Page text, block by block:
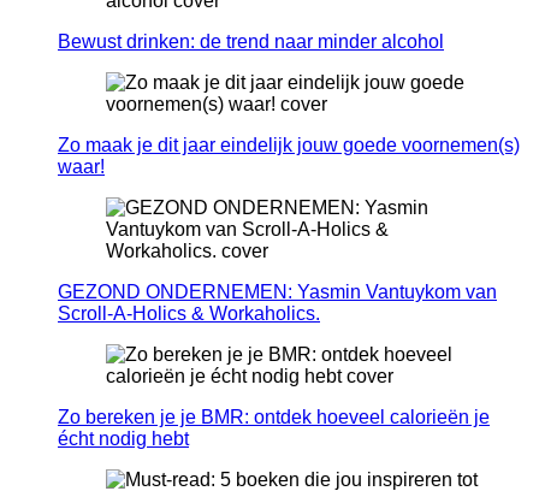
Bewust drinken: de trend naar minder alcohol
Zo maak je dit jaar eindelijk jouw goede voornemen(s)
waar!
GEZOND ONDERNEMEN: Yasmin Vantuykom van
Scroll-A-Holics & Workaholics.
Zo bereken je je BMR: ontdek hoeveel calorieën je
écht nodig hebt